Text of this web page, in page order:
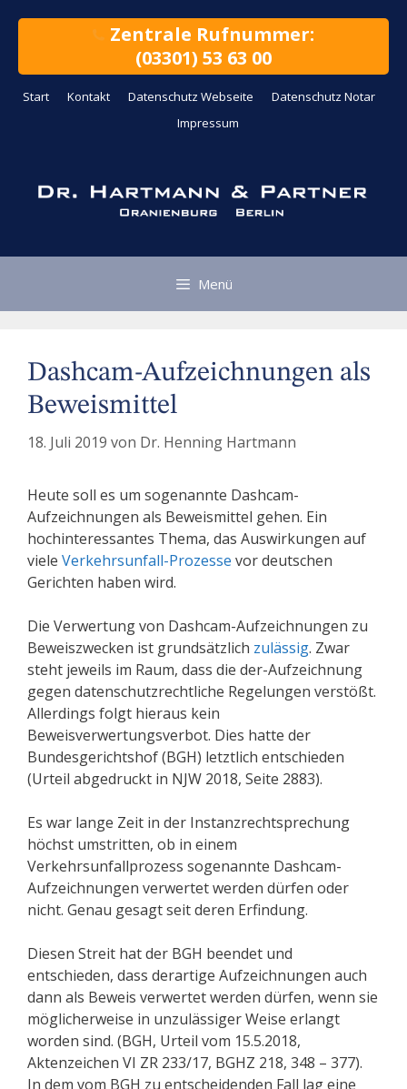
Zentrale Rufnummer:
(03301) 53 63 00
Start Kontakt Datenschutz Webseite
Datenschutz Notar
Impressum
Menü
Dashcam-Aufzeichnungen als
Beweismittel
18. Juli 2019 von Dr. Henning Hartmann
Heute soll es um sogenannte Dashcam-
Aufzeichnungen als Beweismittel gehen. Ein
hochinteressantes Thema, das Auswirkungen auf
viele Verkehrsunfall-Prozesse vor deutschen
Gerichten haben wird.
Die Verwertung von Dashcam-Aufzeichnungen zu
Beweiszwecken ist grundsätzlich zulässig. Zwar
steht jeweils im Raum, dass die der-Aufzeichnung
gegen datenschutzrechtliche Regelungen verstößt.
Allerdings folgt hieraus kein
Beweisverwertungsverbot. Dies hatte der
Bundesgerichtshof (BGH) letztlich entschieden
(Urteil abgedruckt in NJW 2018, Seite 2883).
Es war lange Zeit in der Instanzrechtsprechung
höchst umstritten, ob in einem
Verkehrsunfallprozess sogenannte Dashcam-
Aufzeichnungen verwertet werden dürfen oder
nicht. Genau gesagt seit deren Erfindung.
Diesen Streit hat der BGH beendet und
entschieden, dass derartige Aufzeichnungen auch
dann als Beweis verwertet werden dürfen, wenn sie
möglicherweise in unzulässiger Weise erlangt
worden sind. (BGH, Urteil vom 15.5.2018,
Aktenzeichen VI ZR 233/17, BGHZ 218, 348 – 377).
In dem vom BGH zu entscheidenden Fall lag eine